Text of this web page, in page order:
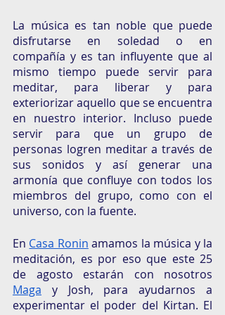
La música es tan noble que puede
disfrutarse en soledad o en
compañía y es tan influyente que al
mismo tiempo puede servir para
meditar, para liberar y para
exteriorizar aquello que se encuentra
en nuestro interior. Incluso puede
servir para que un grupo de
personas logren meditar a través de
sus sonidos y así generar una
armonía que confluye con todos los
miembros del grupo, como con el
universo, con la fuente.
En Casa Ronin amamos la música y la
meditación, es por eso que este 25
Maga y Josh, para ayudarnos a
experimentar el poder del Kirtan. El